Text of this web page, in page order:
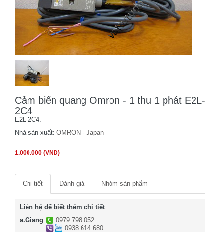
Cảm biến quang Omron - 1 thu 1 phát E2L-
2C4
E2L-2C4.
Nhà sản xuất: OMRON - Japan
1.000.000 (VND)
Chi tiết Đánh giá Nhóm sản phẩm
Liên hệ để biết thêm chi tiết
a.Giang
0979 798 052
0938 614 680